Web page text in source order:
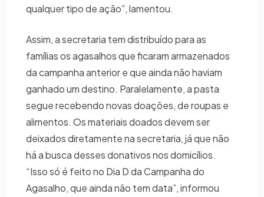
qualquer tipo de ação”, lamentou.
Assim, a secretaria tem distribuído para as
famílias os agasalhos que ficaram armazenados
da campanha anterior e que ainda não haviam
ganhado um destino. Paralelamente, a pasta
segue recebendo novas doações, de roupas e
alimentos. Os materiais doados devem ser
deixados diretamente na secretaria, já que não
há a busca desses donativos nos domicílios.
“Isso só é feito no Dia D da Campanha do
Agasalho, que ainda não tem data”, informou